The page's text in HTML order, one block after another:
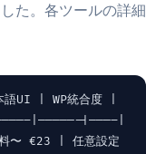
た。各ツールの詳細
UI | WP統合度 |
|———–|
〜 €23 | 任意設定